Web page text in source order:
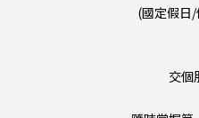
(國定假日
交個